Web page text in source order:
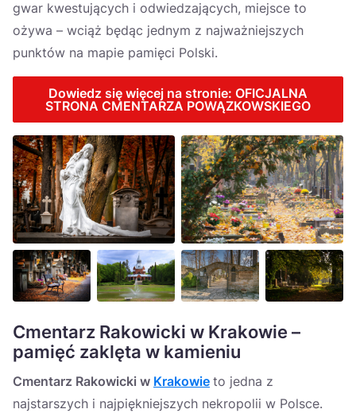
gwar kwestujących i odwiedzających, miejsce to
ożywa – wciąż będąc jednym z najważniejszych
punktów na mapie pamięci Polski.
Dowiedz się więcej na stronie: OFICJALNA
STRONA CMENTARZA POWĄZKOWSKIEGO
Cmentarz Rakowicki w Krakowie –
pamięć zaklęta w kamieniu
Cmentarz Rakowicki w Krakowie to jedna z
najstarszych i najpiękniejszych nekropolii w Polsce.